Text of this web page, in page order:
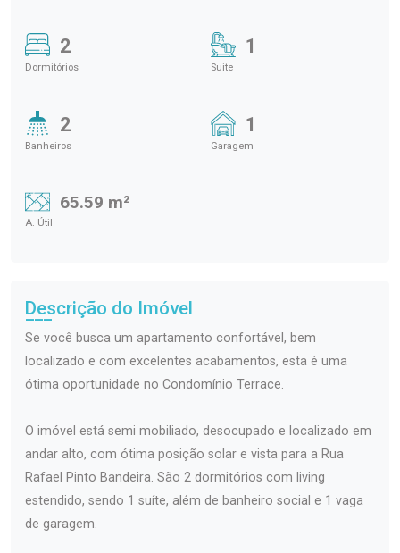
2
Dormitórios
1
Suite
2
Banheiros
1
Garagem
65.59 m²
A. Útil
Descrição do Imóvel
Se você busca um apartamento confortável, bem
localizado e com excelentes acabamentos, esta é uma
ótima oportunidade no Condomínio Terrace.
O imóvel está semi mobiliado, desocupado e localizado em
andar alto, com ótima posição solar e vista para a Rua
Rafael Pinto Bandeira. São 2 dormitórios com living
estendido, sendo 1 suíte, além de banheiro social e 1 vaga
de garagem.